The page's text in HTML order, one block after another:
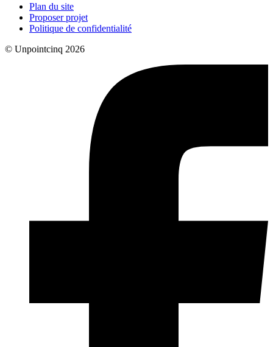
Plan du site
Proposer projet
Politique de confidentialité
© Unpointcinq 2026